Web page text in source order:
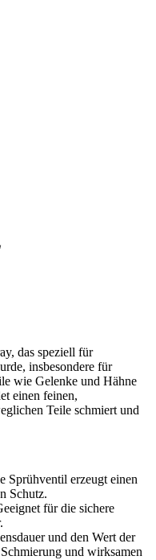
das speziell für
insbesondere für
wie Gelenke und Hähne
einen feinen,
Teile schmiert und
Sprühventil erzeugt einen
Schutz.
für die sichere
und den Wert der
und wirksamen